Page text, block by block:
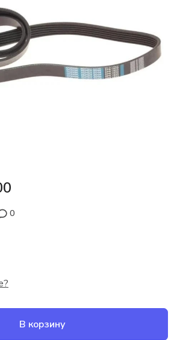
0
В корзину